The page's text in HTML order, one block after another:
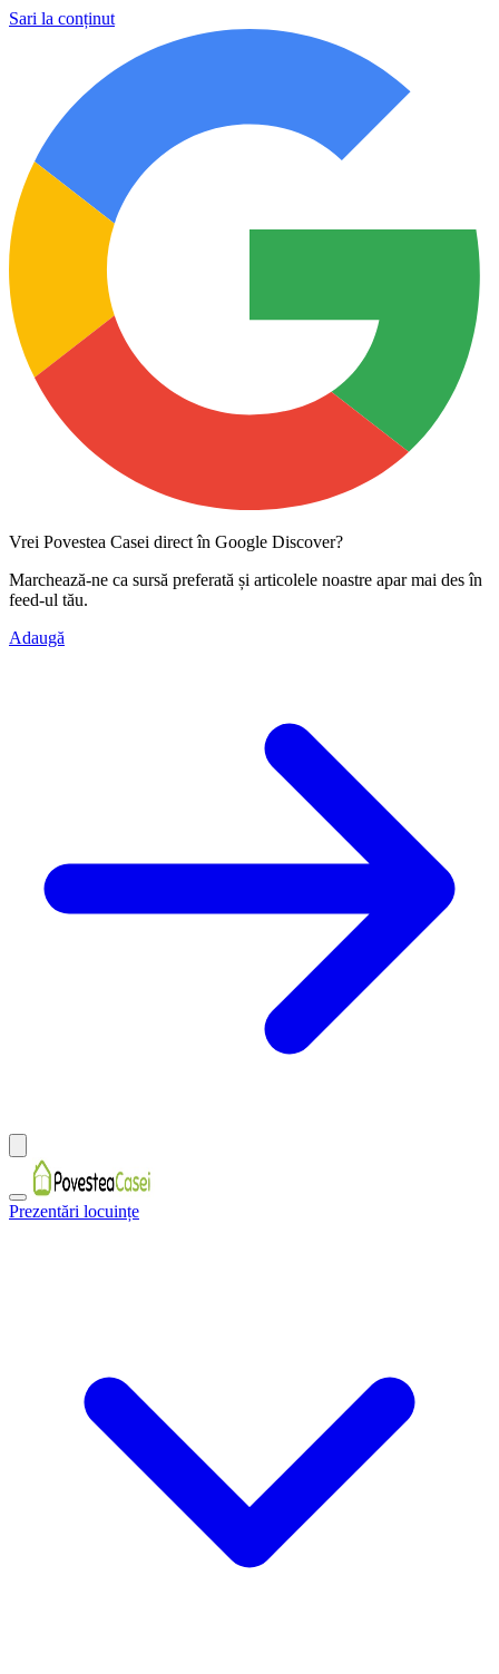
Sari la conținut
Vrei Povestea Casei direct în Google Discover?
Marchează-ne ca sursă preferată și articolele noastre apar mai des în
feed-ul tău.
Adaugă
Prezentări locuințe